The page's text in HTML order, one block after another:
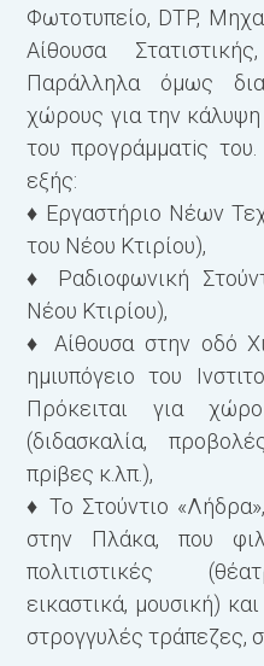
Φωτοτυπείο, DTP,
Αίθουσα
Παράλληλα όμως
χώρους για την
του προγράμ­ματiς του.
εξής:
♦ Εργαστήριο Νέων
του Νέου Κτι­ρίου),
♦ Ραδιοφωνική
Νέου Κτιρίου),
♦ Αίθουσα στην οδό
ημιυπόγειο του
Πρόκειται για
(διδασκαλία,
πρiβες κ.λπ.),
♦ Το Στούντιο
στην Πλάκα, που
πολιτιστικές
εικαστικά, μουσική)
στρογγυλές τράπεζες,